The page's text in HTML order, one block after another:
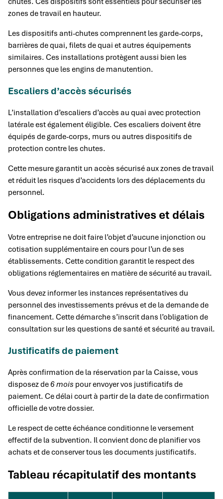
zones de travail en hauteur.
Les dispositifs anti-chutes comprennent les garde-corps,
barrières de quai, filets de quai et autres équipements
similaires. Ces installations protègent aussi bien les
personnes que les engins de manutention.
Escaliers d’accès sécurisés
L’installation d’escaliers d’accès au quai avec protection
latérale est également éligible. Ces escaliers doivent être
équipés de garde-corps, murs ou autres dispositifs de
protection contre les chutes.
Cette mesure garantit un accès sécurisé aux zones de travail
et réduit les risques d’accidents lors des déplacements du
personnel.
Obligations administratives et délais
Votre entreprise ne doit faire l’objet d’aucune injonction ou
cotisation supplémentaire en cours pour l’un de ses
établissements. Cette condition garantit le respect des
obligations réglementaires en matière de sécurité au travail.
Vous devez informer les instances représentatives du
personnel des investissements prévus et de la demande de
financement. Cette démarche s’inscrit dans l’obligation de
consultation sur les questions de santé et sécurité au travail.
Justificatifs de paiement
Après confirmation de la réservation par la Caisse, vous
disposez de 6 mois pour envoyer vos justificatifs de
paiement. Ce délai court à partir de la date de confirmation
officielle de votre dossier.
Le respect de cette échéance conditionne le versement
effectif de la subvention. Il convient donc de planifier vos
achats et de conserver tous les documents justificatifs.
Tableau récapitulatif des montants